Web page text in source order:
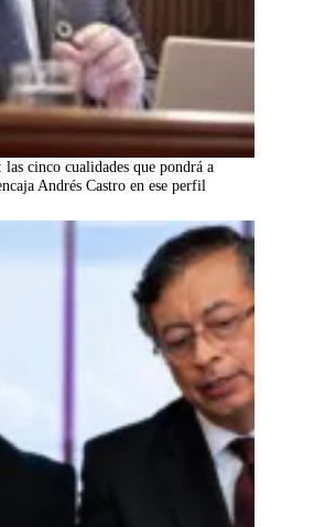
cinco cualidades que pondrá a
Andrés Castro en ese perfil